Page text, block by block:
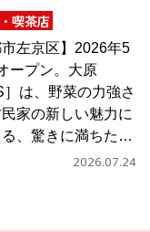
喫茶店
市左京区】2026年5
ープン。大原
］は、野菜の力強さ
家の新しい魅力に
、驚きに満ちたカ
2026.07.24